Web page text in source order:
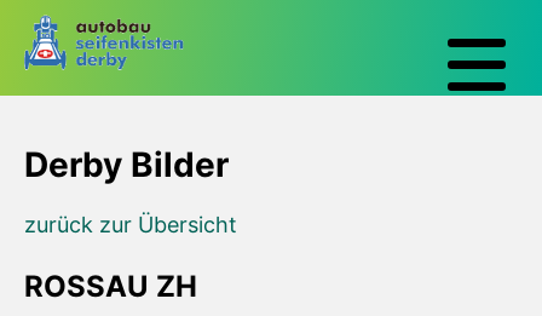
Derby Bilder
zurück zur Übersicht
ROSSAU ZH